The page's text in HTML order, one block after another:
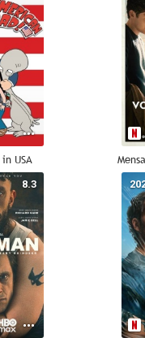
USA
8.3